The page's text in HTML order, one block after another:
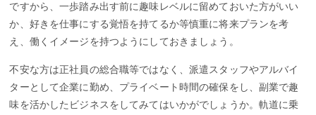
ですから、一歩踏み出す前に趣味レベルに留めておいた方がいい
か、好きを仕事にする覚悟を持てるか等慎重に将来プランを考
え、働くイメージを持つようにしておきましょう。
不安な方は正社員の総合職等ではなく、派遣スタッフやアルバイ
ターとして企業に勤め、プライベート時間の確保をし、副業で趣
味を活かしたビジネスをしてみてはいかがでしょうか。軌道に乗